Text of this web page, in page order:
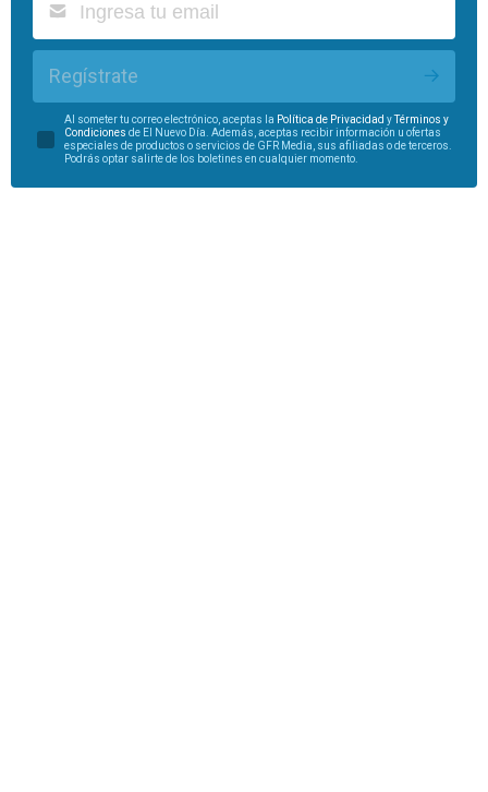
Regístrate
Al someter tu correo electrónico, aceptas la Política de Privacidad yTérminos y
Condiciones de El Nuevo Día. Además, aceptas recibir información u ofertas
especiales de productos o servicios de GFR Media, sus afiliadas o de terceros.
Podrás optar salirte de los boletines en cualquier momento.